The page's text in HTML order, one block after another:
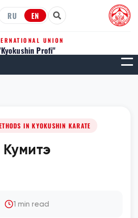
RU EN
UNION
Profi"
IN KYOKUSHIN KARATE
Кумитэ
1 min read